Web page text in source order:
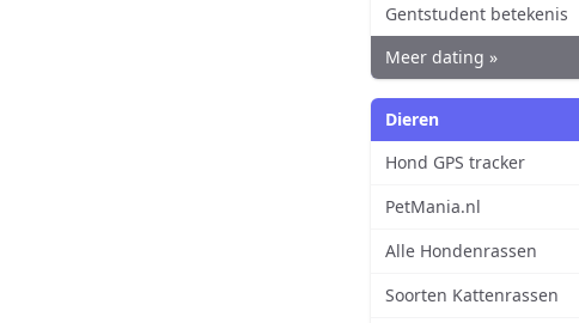
Gentstudent betekenis
Meer dating »
Dieren
Hond GPS tracker
PetMania.nl
Alle Hondenrassen
Soorten Kattenrassen